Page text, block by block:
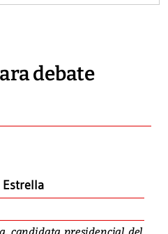
debate
Estrella